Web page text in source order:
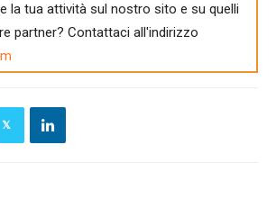
la tua attività sul nostro sito e su quelli
partner? Contattaci all'indirizzo